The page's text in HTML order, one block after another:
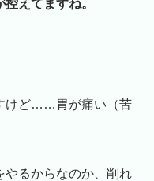
えてますね。
けど……胃が痛い（苦
やるからなのか、削れ